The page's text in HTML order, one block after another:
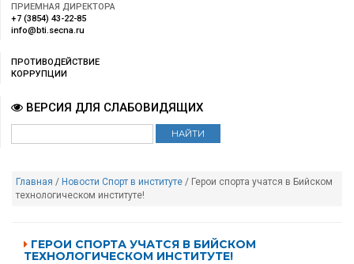
ПРИЕМНАЯ ДИРЕКТОРА
+7 (3854) 43-22-85
info@bti.secna.ru
ПРОТИВОДЕЙСТВИЕ
КОРРУПЦИИ
ВЕРСИЯ ДЛЯ СЛАБОВИДЯЩИХ
Главная / Новости Спорт в институте / Герои спорта учатся в Бийском
технологическом институте!
ГЕРОИ СПОРТА УЧАТСЯ В БИЙСКОМ
ТЕХНОЛОГИЧЕСКОМ ИНСТИТУТЕ!